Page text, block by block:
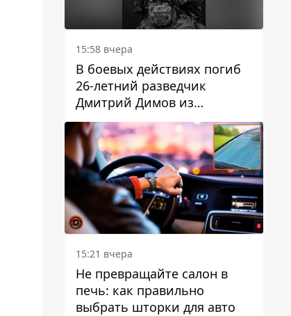
15:58 вчера
В боевых действиях погиб
26-летний разведчик
Дмитрий Димов из
Никополя
15:21 вчера
Не превращайте салон в
печь: как правильно
выбрать шторки для авто